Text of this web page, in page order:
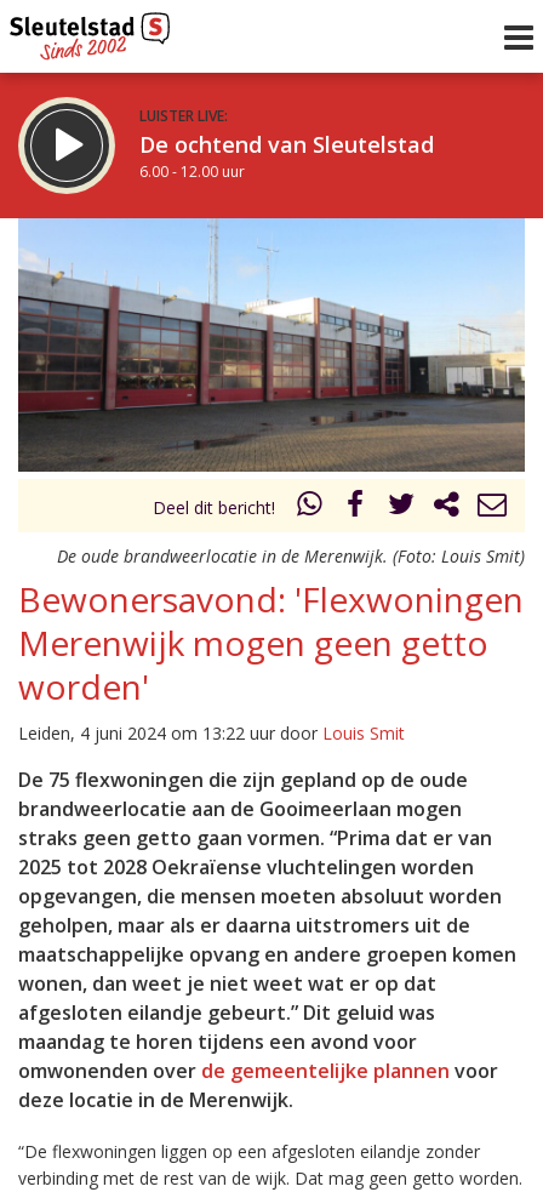
LUISTER LIVE:
De ochtend van Sleutelstad
6.00 - 12.00 uur
De middag van Sleutelstad
12.00 - 17.00 uur
Vorig uur
uur 1 van 0
Inklappen
Deel dit bericht!
De oude brandweerlocatie in de Merenwijk. (Foto: Louis Smit)
Bewonersavond: 'Flexwoningen
Merenwijk mogen geen getto
worden'
Leiden, 4 juni 2024 om 13:22 uur door Louis Smit
De 75 flexwoningen die zijn gepland op de oude
brandweerlocatie aan de Gooimeerlaan mogen
straks geen getto gaan vormen. “Prima dat er van
2025 tot 2028 Oekraïense vluchtelingen worden
opgevangen, die mensen moeten absoluut worden
geholpen, maar als er daarna uitstromers uit de
maatschappelijke opvang en andere groepen komen
wonen, dan weet je niet weet wat er op dat
afgesloten eilandje gebeurt.” Dit geluid was
maandag te horen tijdens een avond voor
omwonenden over de gemeentelijke plannen voor
deze locatie in de Merenwijk.
“De flexwoningen liggen op een afgesloten eilandje zonder
verbinding met de rest van de wijk. Dat mag geen getto worden.